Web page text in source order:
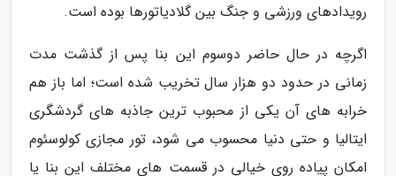
رویدادهای ورزشی و جنگ بین گلادیاتورها بوده است.
اگرچه در حال حاضر دوسوم این بنا پس از گذشت مدت
زمانی در حدود دو هزار سال تخریب شده است؛ اما باز هم
خرابه های آن یکی از محبوب ترین جاذبه های گردشگری
ایتالیا و حتی دنیا محسوب می شود، تور مجازی کولوسئوم
امکان پیاده روی خیالی در قسمت های مختلف این بنا یا